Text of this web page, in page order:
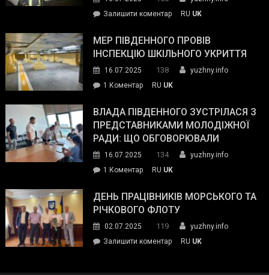
силових
та
органів:
«Наш
спільний
окупанти.
Маємо
діяти
команда
Залишити коментарon
ДСНС
власноруч
пожежу
у
RU UK
МЕР ПІВДЕННОГО ПРОВІВ
ІНСПЕКЦІЮ ШКІЛЬНОГО УКРИТТЯ
16.07.2025 138
yuzhny.info
1 Коментардо
Південного
провів
інспекцію
укриття
RU UK
ВЛАДА ПІВДЕННОГО ЗУСТРІЛАСЯ З
ПРЕДСТАВНИКАМИ МОЛОДІЖНОЇ
РАДИ: ЩО ОБГОВОРЮВАЛИ
16.07.2025 134
yuzhny.info
1 Коментардо
Південного
зустрілася
представниками
молодіжної
RU UK
ДЕНЬ ПРАЦІВНИКІВ МОРСЬКОГО ТА
РІЧКОВОГО ФЛОТУ
02.07.2025 119
yuzhny.info
Залишити коментарon
RU UK